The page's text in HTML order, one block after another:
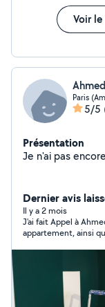
Voir
Paris
5/5
Présentation
Dernier avis
Il y a 2 mois
J'ai fait Appel à
appartement, ainsi
soin, le rendu est
agréable qui prend
travail à merveille,
travail est épatant.
vitrification à été appliquée